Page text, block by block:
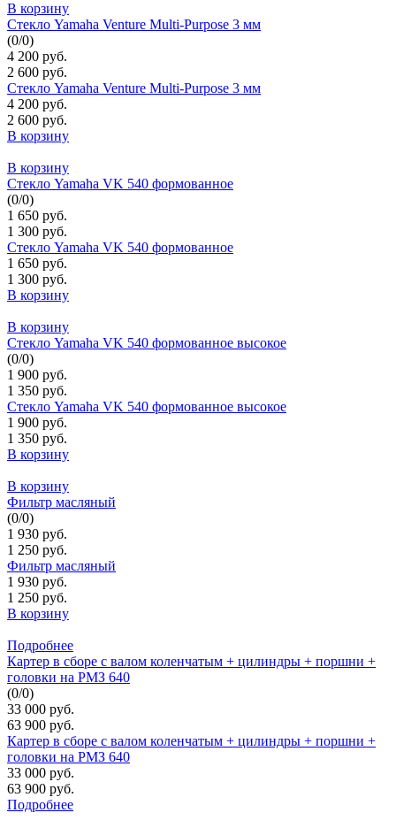
В корзину
Стекло Yamaha Venture Multi-Purpose 3 мм
(0/0)
4 200 руб.
2 600 руб.
Стекло Yamaha Venture Multi-Purpose 3 мм
4 200 руб.
2 600 руб.
В корзину
В корзину
Стекло Yamaha VK 540 формованное
(0/0)
1 650 руб.
1 300 руб.
Стекло Yamaha VK 540 формованное
1 650 руб.
1 300 руб.
В корзину
В корзину
Стекло Yamaha VK 540 формованное высокое
(0/0)
1 900 руб.
1 350 руб.
Стекло Yamaha VK 540 формованное высокое
1 900 руб.
1 350 руб.
В корзину
В корзину
Фильтр масляный
(0/0)
1 930 руб.
1 250 руб.
Фильтр масляный
1 930 руб.
1 250 руб.
В корзину
Подробнее
Картер в сборе с валом коленчатым + цилиндры + поршни +
головки на РМЗ 640
(0/0)
33 000 руб.
63 900 руб.
Картер в сборе с валом коленчатым + цилиндры + поршни +
головки на РМЗ 640
33 000 руб.
63 900 руб.
Подробнее